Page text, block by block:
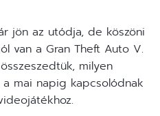
jön az utódja, de köszöni
van a Gran Theft Auto V.
milyen
mai napig kapcsolódnak